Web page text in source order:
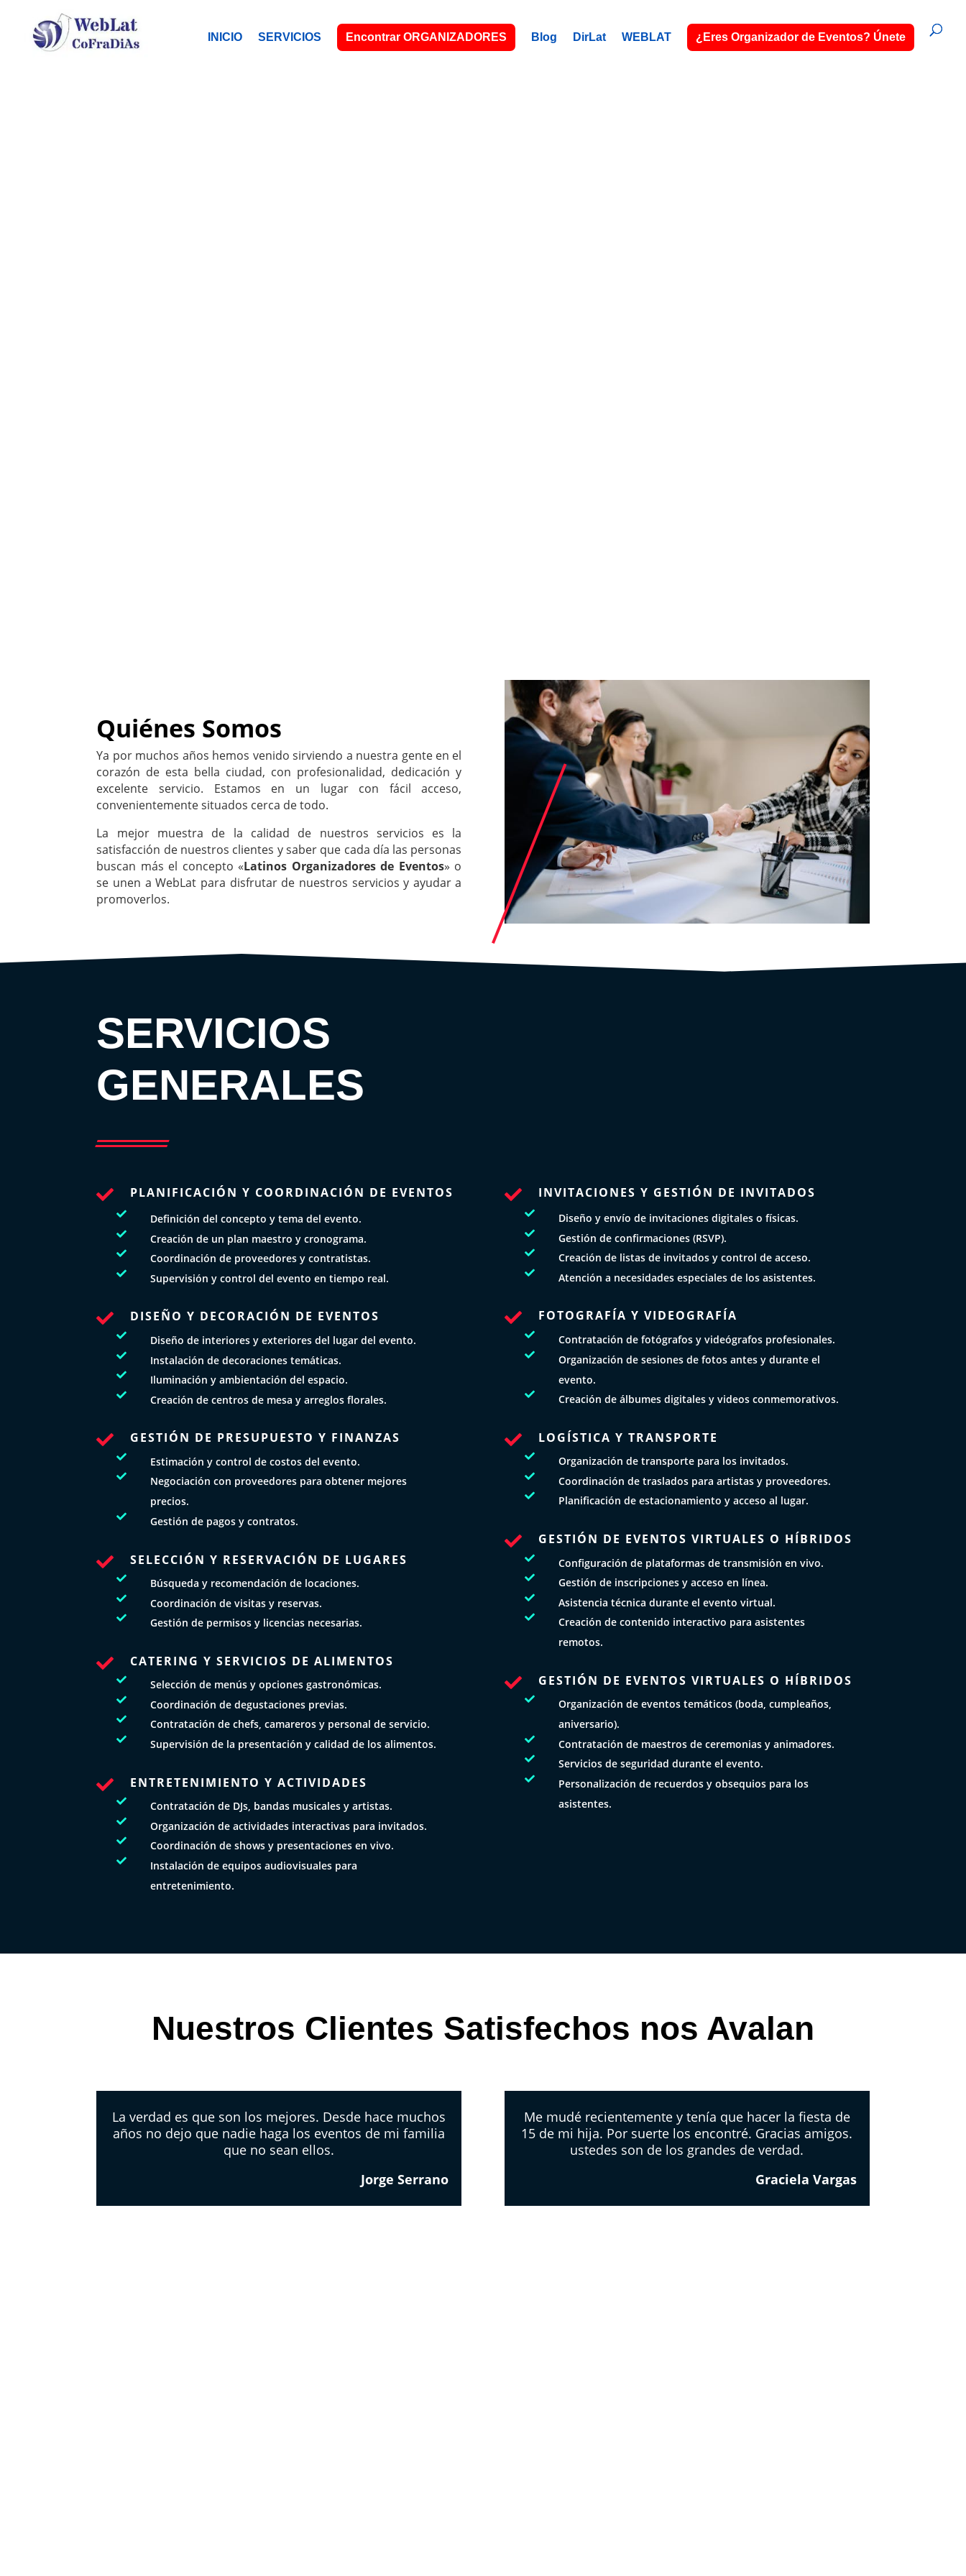
INICIO SERVICIOS Encontrar ORGANIZADORES Blog DirLat WEBLAT ¿Eres Organizador de Eventos? Únete
Quiénes Somos
Ya por muchos años hemos venido sirviendo a nuestra gente en el
corazón de esta bella ciudad, con profesionalidad, dedicación y
excelente servicio. Estamos en un lugar con fácil acceso,
convenientemente situados cerca de todo.
La mejor muestra de la calidad de nuestros servicios es la
satisfacción de nuestros clientes y saber que cada día las personas
buscan más el concepto «Latinos Organizadores de Eventos» o
se unen a WebLat para disfrutar de nuestros servicios y ayudar a
promoverlos.
SERVICIOS
GENERALES
 PLANIFICACIÓN Y COORDINACIÓN DE EVENTOS
 Definición del concepto y tema del evento.
 Creación de un plan maestro y cronograma.
 Coordinación de proveedores y contratistas.
 Supervisión y control del evento en tiempo real.
 DISEÑO Y DECORACIÓN DE EVENTOS
 Diseño de interiores y exteriores del lugar del evento.
 Instalación de decoraciones temáticas.
 Iluminación y ambientación del espacio.
 Creación de centros de mesa y arreglos florales.
 GESTIÓN DE PRESUPUESTO Y FINANZAS
 Estimación y control de costos del evento.

Negociación con proveedores para obtener mejores
precios.
 Gestión de pagos y contratos.
 SELECCIÓN Y RESERVACIÓN DE LUGARES
 Búsqueda y recomendación de locaciones.
 Coordinación de visitas y reservas.
 Gestión de permisos y licencias necesarias.
 CATERING Y SERVICIOS DE ALIMENTOS
 Selección de menús y opciones gastronómicas.
 Coordinación de degustaciones previas.
 Contratación de chefs, camareros y personal de servicio.
 Supervisión de la presentación y calidad de los alimentos.
 ENTRETENIMIENTO Y ACTIVIDADES
 Contratación de DJs, bandas musicales y artistas.
 Organización de actividades interactivas para invitados.
 Coordinación de shows y presentaciones en vivo.

Instalación de equipos audiovisuales para
entretenimiento.
 INVITACIONES Y GESTIÓN DE INVITADOS
 Diseño y envío de invitaciones digitales o físicas.
 Gestión de confirmaciones (RSVP).
 Creación de listas de invitados y control de acceso.
 Atención a necesidades especiales de los asistentes.
 FOTOGRAFÍA Y VIDEOGRAFÍA
 Contratación de fotógrafos y videógrafos profesionales.

Organización de sesiones de fotos antes y durante el
evento.
 Creación de álbumes digitales y videos conmemorativos.
 LOGÍSTICA Y TRANSPORTE
 Organización de transporte para los invitados.
 Coordinación de traslados para artistas y proveedores.
 Planificación de estacionamiento y acceso al lugar.
 GESTIÓN DE EVENTOS VIRTUALES O HÍBRIDOS
 Configuración de plataformas de transmisión en vivo.
 Gestión de inscripciones y acceso en línea.
 Asistencia técnica durante el evento virtual.

Creación de contenido interactivo para asistentes
remotos.
 GESTIÓN DE EVENTOS VIRTUALES O HÍBRIDOS

Organización de eventos temáticos (boda, cumpleaños,
aniversario).
 Contratación de maestros de ceremonias y animadores.
 Servicios de seguridad durante el evento.

Personalización de recuerdos y obsequios para los
asistentes.
Nuestros Clientes Satisfechos nos Avalan
La verdad es que son los mejores. Desde hace muchos
años no dejo que nadie haga los eventos de mi familia
que no sean ellos.
Jorge Serrano
Me mudé recientemente y tenía que hacer la fiesta de
15 de mi hija. Por suerte los encontré. Gracias amigos.
ustedes son de los grandes de verdad.
Graciela Vargas